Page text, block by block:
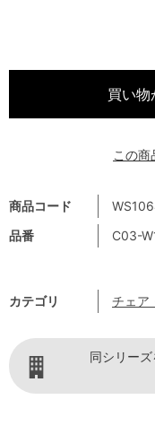
商品コード
品番
C03-
カテゴリ チェア
この商
同シリー